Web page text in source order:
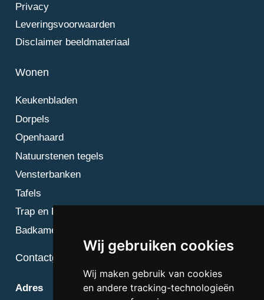
Wij gebruiken cookies
Wij maken gebruik van cookies
en andere tracking-technologieën
Privacy
Leveringsvoorwaarden
Disclaimer beeldmateriaal
Wonen
Keukenbladen
Dorpels
Openhaard
Natuurstenen tegels
Vensterbanken
Tafels
Trap en Bordes
Badkamer
Contactgegevens
Adres